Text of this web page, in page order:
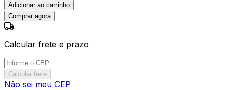
Adicionar ao carrinho
Comprar agora
Calcular frete e prazo
Calcular frete
Não sei meu CEP